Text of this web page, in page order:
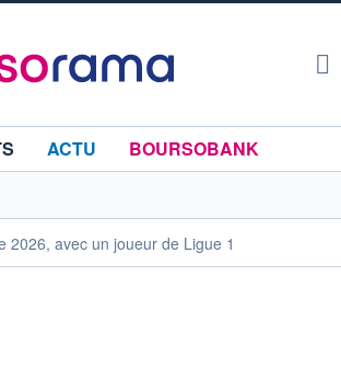
ACTU
BOURSOBANK
2026, avec un joueur de Ligue 1